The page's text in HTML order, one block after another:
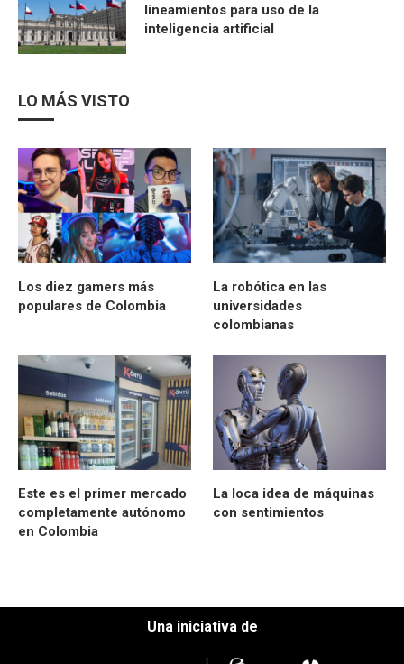
lineamientos para uso de la
inteligencia artificial
LO MÁS VISTO
Los diez gamers más
populares de Colombia
La robótica en las
universidades
colombianas
Este es el primer mercado
completamente autónomo
en Colombia
La loca idea de máquinas
con sentimientos
Una iniciativa de